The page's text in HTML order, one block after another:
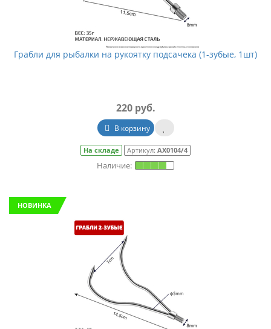
Грабли для рыбалки на рукоятку подсачека (1-зубые, 1шт)
220 руб.
В корзину
На складе Артикул: АХ0104/4
НОВИНКА